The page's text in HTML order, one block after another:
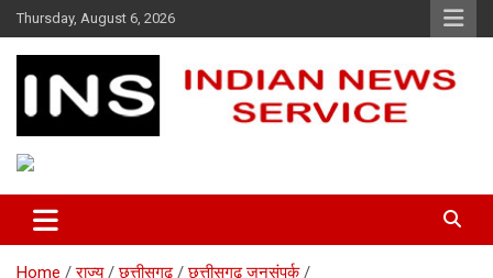
Skip
to
content
Thursday, August 6, 2026
Indian News Service
Home राज्य छत्तीसगढ़
छत्तीसगढ़ जनसंपर्क